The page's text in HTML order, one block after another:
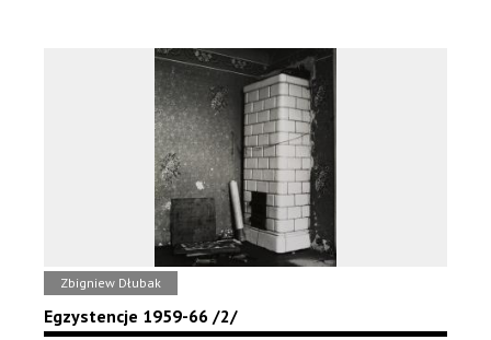
Zbigniew Dłubak
Egzystencje 1959-66 /2/